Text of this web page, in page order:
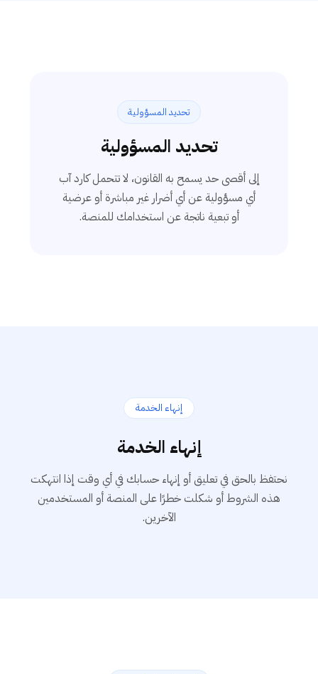
تحديد المسؤولية
تحديد المسؤولية
إلى أقصى حد يسمح به القانون، لا تتحمل كارد آب
أي مسؤولية عن أي أضرار غير مباشرة أو عرضية
أو تبعية ناتجة عن استخدامك للمنصة.
إنهاء الخدمة
إنهاء الخدمة
نحتفظ بالحق في تعليق أو إنهاء حسابك في أي وقت إذا انتهكت
هذه الشروط أو شكلت خطرًا على المنصة أو المستخدمين
الآخرين.